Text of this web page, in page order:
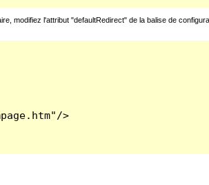
modifiez l'attribut "defaultRedirect" de la balise de
>